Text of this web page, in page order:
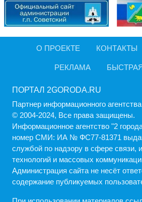
О ПРОЕКТЕ КОНТАКТЫ
РЕКЛАМА
ПОРТАЛ 2GORODA.RU
Партнер информационного
© 2004-2024, Все права защищены.
Информационное агентство "2
номер СМИ: ИА № ФС77-81371
службой по надзору в сфере связи,
технологий и массовых
Администрация cайта не несёт
содержание публикуемых